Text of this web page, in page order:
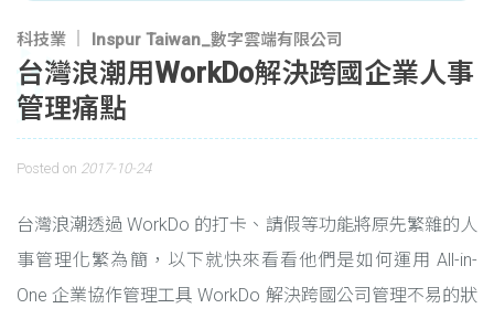
科技業 Inspur Taiwan_數字雲端有限公司
台灣浪潮用WorkDo解決跨國企業人事
管理痛點
Posted on 2017-10-24
台灣浪潮透過 WorkDo 的打卡、請假等功能將原先繁雜的人
事管理化繁為簡，以下就快來看看他們是如何運用 All-in-
One 企業協作管理工具 WorkDo 解決跨國公司管理不易的狀